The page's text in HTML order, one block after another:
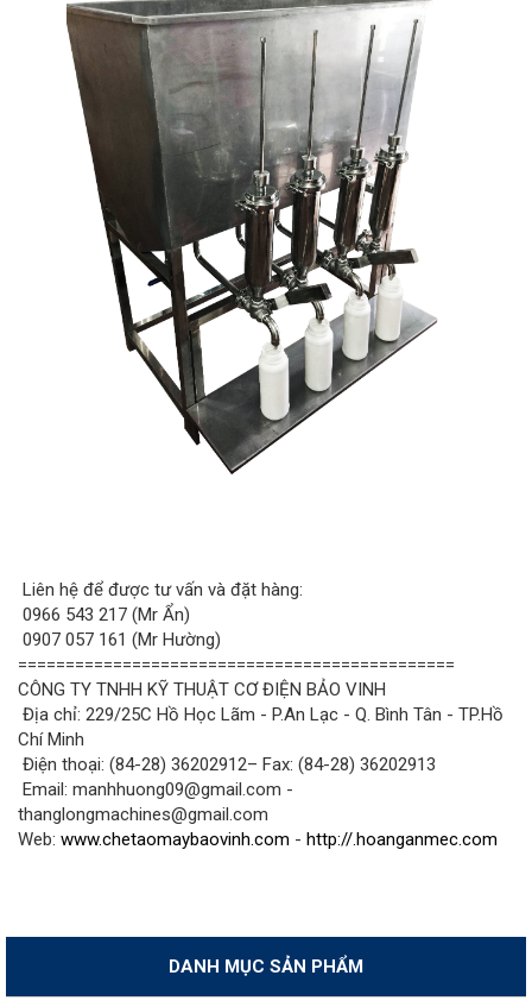
Liên hệ để được tư vấn và đặt hàng:
0966 543 217 (Mr Ẩn)
0907 057 161 (Mr Hường)
==============================================
CÔNG TY TNHH KỸ THUẬT CƠ ĐIỆN BẢO VINH
Địa chỉ: 229/25C Hồ Học Lãm - P.An Lạc - Q. Bình Tân - TP.Hồ
Chí Minh
Điện thoại: (84-28) 36202912– Fax: (84-28) 36202913
Email: manhhuong09@gmail.com -
thanglongmachines@gmail.com
Web: www.chetaomaybaovinh.com - http://.hoanganmec.com
DANH MỤC SẢN PHẨM